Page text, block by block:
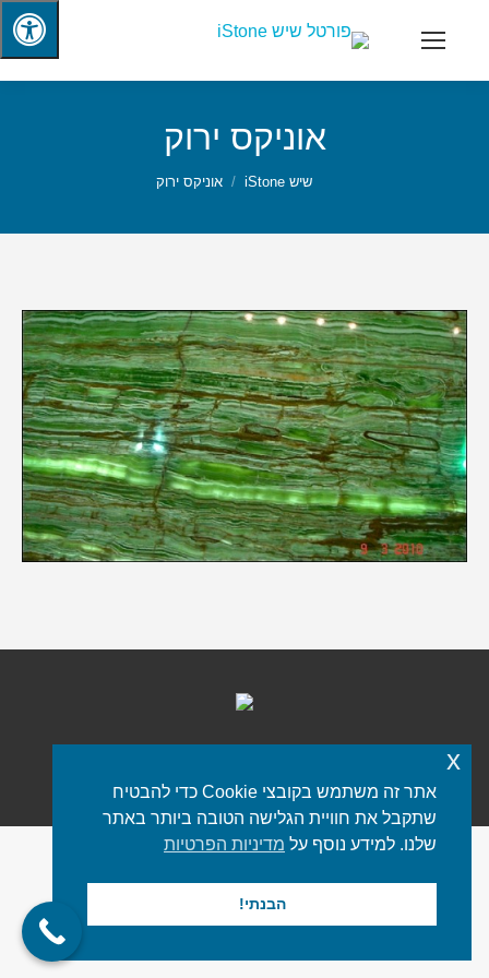
אוניקס ירוק
שיש iStone אוניקס ירוק
תפריט תחתון
אתר זה משתמש בקובצי Cookie כדי להבטיח
שתקבל את חוויית הגלישה הטובה ביותר באתר
שלנו. למידע נוסף על מדיניות הפרטיות
הבנתי!
x